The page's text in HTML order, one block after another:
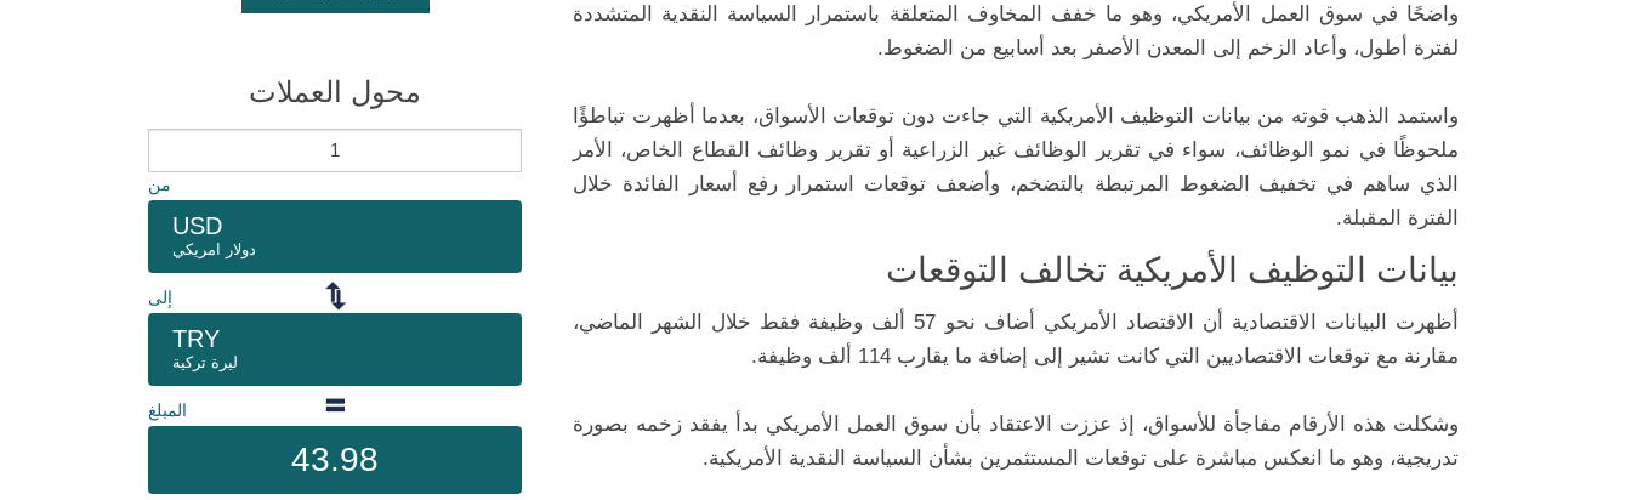
واضحًا في سوق العمل الأمريكي، وهو ما خفف المخاوف المتعلقة باستمرار السياسة النقدية المتشددة
لفترة أطول، وأعاد الزخم إلى المعدن الأصفر بعد أسابيع من الضغوط.
واستمد الذهب قوته من بيانات التوظيف الأمريكية التي جاءت دون توقعات الأسواق، بعدما أظهرت تباطؤًا
ملحوظًا في نمو الوظائف، سواء في تقرير الوظائف غير الزراعية أو تقرير وظائف القطاع الخاص، الأمر
الذي ساهم في تخفيف الضغوط المرتبطة بالتضخم، وأضعف توقعات استمرار رفع أسعار الفائدة خلال
الفترة المقبلة.
بيانات التوظيف الأمريكية تخالف التوقعات
أظهرت البيانات الاقتصادية أن الاقتصاد الأمريكي أضاف نحو 57 ألف وظيفة فقط خلال الشهر الماضي،
مقارنة مع توقعات الاقتصاديين التي كانت تشير إلى إضافة ما يقارب 114 ألف وظيفة.
وشكلت هذه الأرقام مفاجأة للأسواق، إذ عززت الاعتقاد بأن سوق العمل الأمريكي بدأ يفقد زخمه بصورة
تدريجية، وهو ما انعكس مباشرة على توقعات المستثمرين بشأن السياسة النقدية الأمريكية.
محول العملات
من
USD
دولار امريكي
إلى
TRY
ليرة تركية
المبلغ
43.98